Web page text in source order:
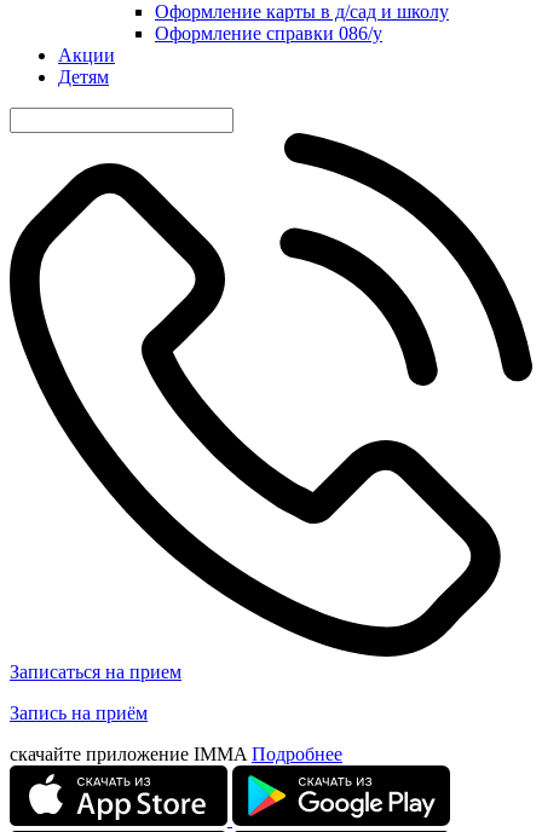
Оформление карты в д/сад и школу
Оформление справки 086/у
Акции
Детям
Записаться на прием
Запись на приём
скачайте приложение IMMA Подробнее